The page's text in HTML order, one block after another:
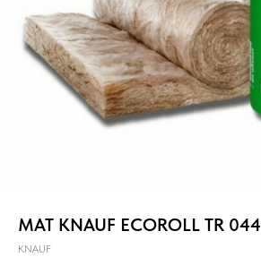
МАТ KNAUF ECOROLL TR 044
KNAUF